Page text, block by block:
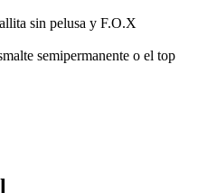
sin pelusa y F.O.X
semipermanente o el top